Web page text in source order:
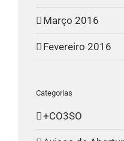
Março 2016
Fevereiro 2016
Categorias
+CO3SO